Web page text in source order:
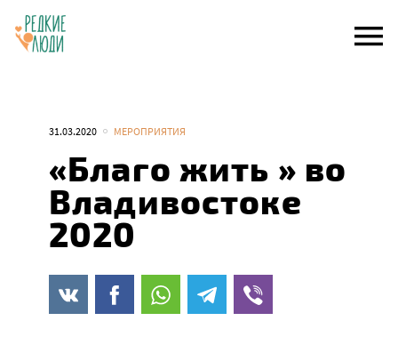
Skip
31.03.2020 МЕРОПРИЯТИЯ
«Благо жить » во
Владивостоке
2020